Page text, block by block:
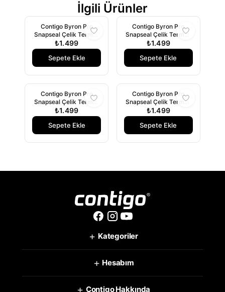
İlgili Ürünler
Contigo Byron Pro
Snapseal Çelik Termos
Bardak 470ml Bordo
₺1.499
Sepete Ekle
Contigo Byron Pro
Snapseal Çelik Termos
Bardak 470ml Antrasit
₺1.499
Sepete Ekle
Contigo Byron Pro
Snapseal Çelik Termos
Bardak 470ml Beyaz
₺1.499
Sepete Ekle
Contigo Byron Pro
Snapseal Çelik Termos
Bardak 470ml Gri
₺1.499
Sepete Ekle
+ Kategoriler
+ Hesabım
+ Contigo Hakkında